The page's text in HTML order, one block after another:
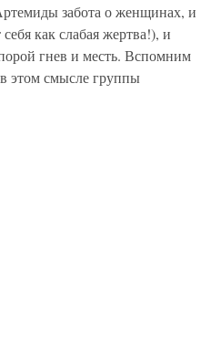
забота о женщинах, и
как слабая жертва!), и
гнев и месть. Вспомним
этом смысле группы